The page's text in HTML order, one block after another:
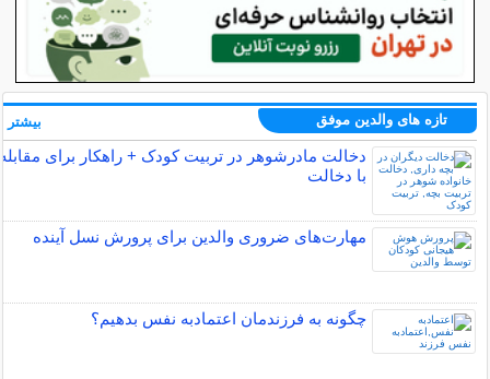
تازه های والدین موفق
دخالت مادرشوهر در تربیت کودک + راهکار برای
با دخالت
مهارت‌های ضروری والدین برای پرورش نسل آینده
چگونه به فرزندمان اعتمادبه نفس بدهیم؟
بیشتر